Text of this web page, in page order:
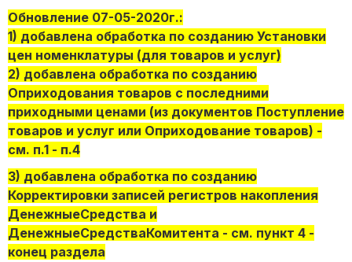
Обновление 07-05-2020г.:
1) добавлена обработка по созданию Установки
цен номенклатуры (для товаров и услуг)
2) добавлена обработка по созданию
Оприходования товаров с последними
приходными ценами (из документов Поступление
товаров и услуг или Оприходование товаров) -
см. п.1 - п.4
3) добавлена обработка по созданию
Корректировки записей регистров накопления
ДенежныеСредства и
ДенежныеСредстваКомитента - см. пункт 4 -
конец раздела